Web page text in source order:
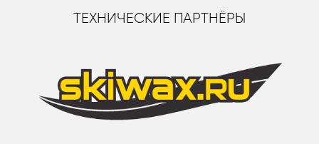
ТЕХНИЧЕСКИЕ ПАРТНЁРЫ